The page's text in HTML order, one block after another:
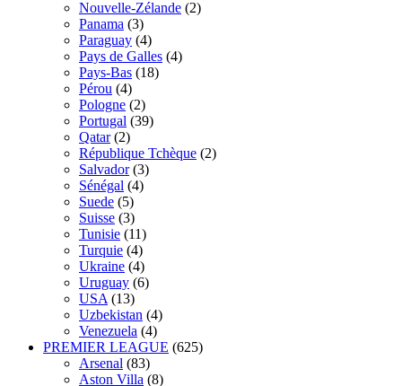
Nouvelle-Zélande (2)
Panama (3)
Paraguay (4)
Pays de Galles (4)
Pays-Bas (18)
Pérou (4)
Pologne (2)
Portugal (39)
Qatar (2)
République Tchèque (2)
Salvador (3)
Sénégal (4)
Suede (5)
Suisse (3)
Tunisie (11)
Turquie (4)
Ukraine (4)
Uruguay (6)
USA (13)
Uzbekistan (4)
Venezuela (4)
PREMIER LEAGUE (625)
Arsenal (83)
Aston Villa (8)